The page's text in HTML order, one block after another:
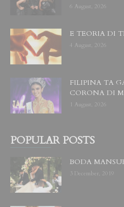
6 August, 2026
E TEORIA DI
4 August, 2026
FILIPINA TA
CORONA DI
1 August, 2026
POPULAR POSTS
BODA
3 December, 2019